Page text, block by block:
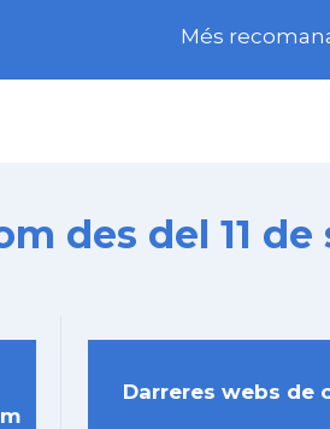
Més
des del 11
Darreres webs de